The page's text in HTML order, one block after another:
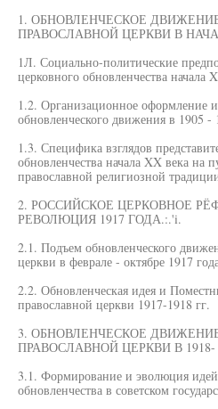
1. ОБНОВЛЕНЧЕСКОЕ
ПРАВОСЛАВНОЙ ЦЕРКВИ В
1Л. Социально-политические
церковного обновленчества начала
1.2. Организационное оформление и
обновленческого движения в 1905 -
1.3. Специфика взглядов
обновленчества начала XX века на
православной религиозной
2. РОССИЙСКОЕ ЦЕРКОВНОЕ
РЕВОЛЮЦИЯ 1917 ГОДА.:.'i.
2.1. Подъем обновленческого
церкви в феврале - октябре 1917
2.2. Обновленческая идея и
православной церкви 1917-1918 гг.
3. ОБНОВЛЕНЧЕСКОЕ
ПРАВОСЛАВНОЙ ЦЕРКВИ В 1918-
3.1. Формирование и эволюция
обновленчества в советском